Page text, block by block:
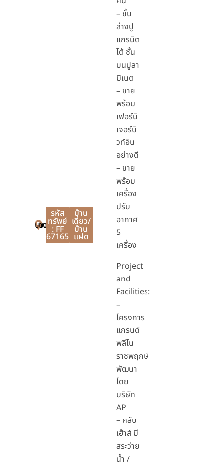
บางบัวทอง
บางบัวทอง
นนทบุรี
รหัส
ทรัพย์
: FF
67165
บ้าน
เดี่ยว/
บ้าน
แฝด
– ชั้น
ล่างปู
แกรนิต
โต้ ชั้น
บนปูลา
มิเนต
– ขาย
พร้อม
เฟอร์นิ
เจอร์บิ
วท์อิน
อย่างดี
– ขาย
พร้อม
เครื่อง
ปรับ
อากาศ
5
เครื่อง
Project
and
Facilities:
–
โครงการ
แกรนด์
พลีโน
ราชพฤกษ์
พัฒนา
โดย
บริษัท
AP
– คลับ
เฮ้าส์ มี
สระว่าย
น้ำ /